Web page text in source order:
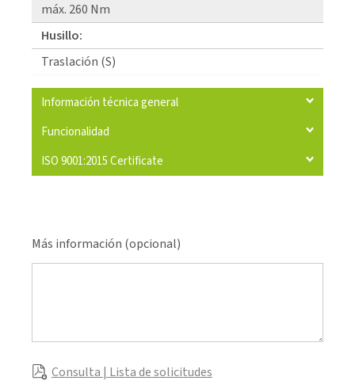
máx. 260 Nm
Husillo:
Traslación (S)
Información técnica general
Funcionalidad
ISO 9001:2015 Certificate
Más información (opcional)
Consulta | Lista de solicitudes